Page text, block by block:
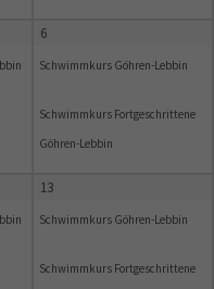
6
Schwimmkurs Göhren-Lebbin
Schwimmkurs Fortgeschrittene
Göhren-Lebbin
13
Schwimmkurs Göhren-Lebbin
Schwimmkurs Fortgeschrittene